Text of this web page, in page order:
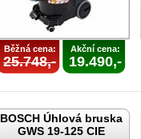
Běžná cena:
25.748,-
Akční cena:
19.490,-
BOSCH Úhlová bruska
GWS 19-125 CIE